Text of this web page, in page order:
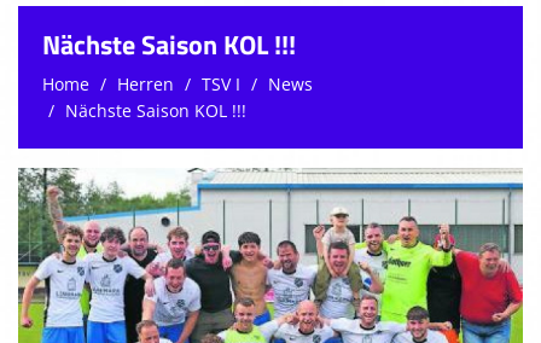
Home
Herren
Jugend
Soma
Schiedsrichter
Gymnastik
Nächste Saison KOL !!!
Home Herren TSV I
News
Nächste Saison KOL !!!